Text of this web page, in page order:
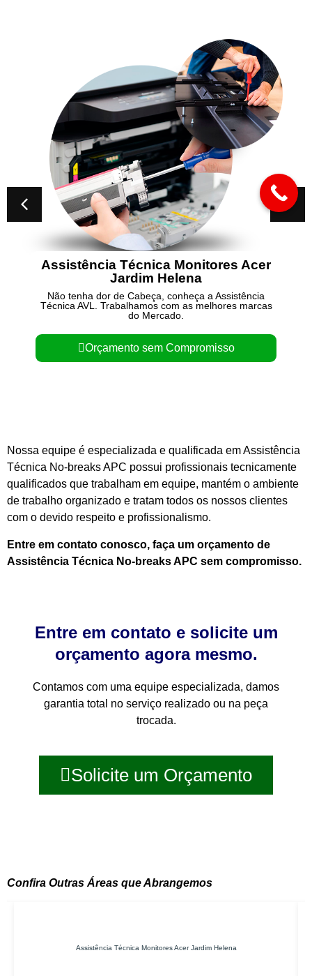
Assistência Técnica Monitores Acer
Jardim Helena
Não tenha dor de Cabeça, conheça a Assistência
Técnica AVL. Trabalhamos com as melhores marcas
do Mercado.
Orçamento sem Compromisso
Nossa equipe é especializada e qualificada em Assistência
Técnica No-breaks APC possui profissionais tecnicamente
qualificados que trabalham em equipe, mantém o ambiente
de trabalho organizado e tratam todos os nossos clientes
com o devido respeito e profissionalismo.
Entre em contato conosco, faça um orçamento de
Assistência Técnica No-breaks APC sem compromisso.
Entre em contato e solicite um
orçamento agora mesmo.
Contamos com uma equipe especializada, damos
garantia total no serviço realizado ou na peça
trocada.
Solicite um Orçamento
Confira Outras Áreas que Abrangemos
Assistência Técnica Monitores Acer Jardim Helena